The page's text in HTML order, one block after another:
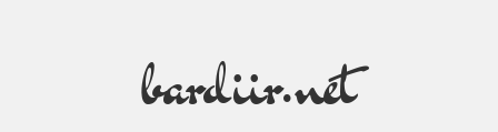
bardiir.net